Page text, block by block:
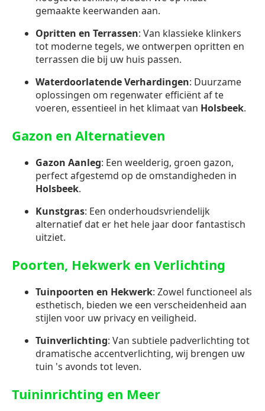
gemaakte keerwanden aan.
Opritten en Terrassen: Van klassieke klinkers
tot moderne tegels, we ontwerpen opritten en
terrassen die bij uw huis passen.
Waterdoorlatende Verhardingen: Duurzame
oplossingen om regenwater efficiënt af te
voeren, essentieel in het klimaat van Holsbeek.
Gazon en Alternatieven
Gazon Aanleg: Een weelderig, groen gazon,
perfect afgestemd op de omstandigheden in
Holsbeek.
Kunstgras: Een onderhoudsvriendelijk
alternatief dat er het hele jaar door fantastisch
uitziet.
Poorten, Hekwerk en Verlichting
Tuinpoorten en Hekwerk: Zowel functioneel als
esthetisch, bieden we een verscheidenheid aan
stijlen voor uw privacy en veiligheid.
Tuinverlichting: Van subtiele padverlichting tot
dramatische accentverlichting, wij brengen uw
tuin 's avonds tot leven.
Tuininrichting en Meer